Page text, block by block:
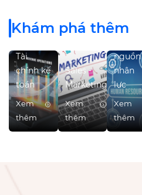
Khám phá thêm
Tài
chính kế
toán
Xem
thêm
Sales -
Marketing
Xem
thêm
nguồn
nhân
lực
Xem
thêm